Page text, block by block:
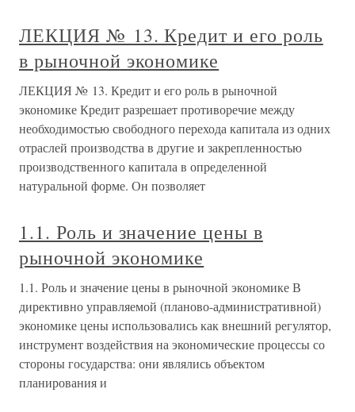
ЛЕКЦИЯ № 13. Кредит и его роль
в рыночной экономике
ЛЕКЦИЯ № 13. Кредит и его роль в рыночной
экономике Кредит разрешает противоречие между
необходимостью свободного перехода капитала из одних
отраслей производства в другие и закрепленностью
производственного капитала в определенной
натуральной форме. Он позволяет
1.1. Роль и значение цены в
рыночной экономике
1.1. Роль и значение цены в рыночной экономике В
директивно управляемой (планово-административной)
экономике цены использовались как внешний регулятор,
инструмент воздействия на экономические процессы со
стороны государства: они являлись объектом
планирования и